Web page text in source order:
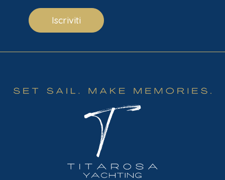
Iscriviti